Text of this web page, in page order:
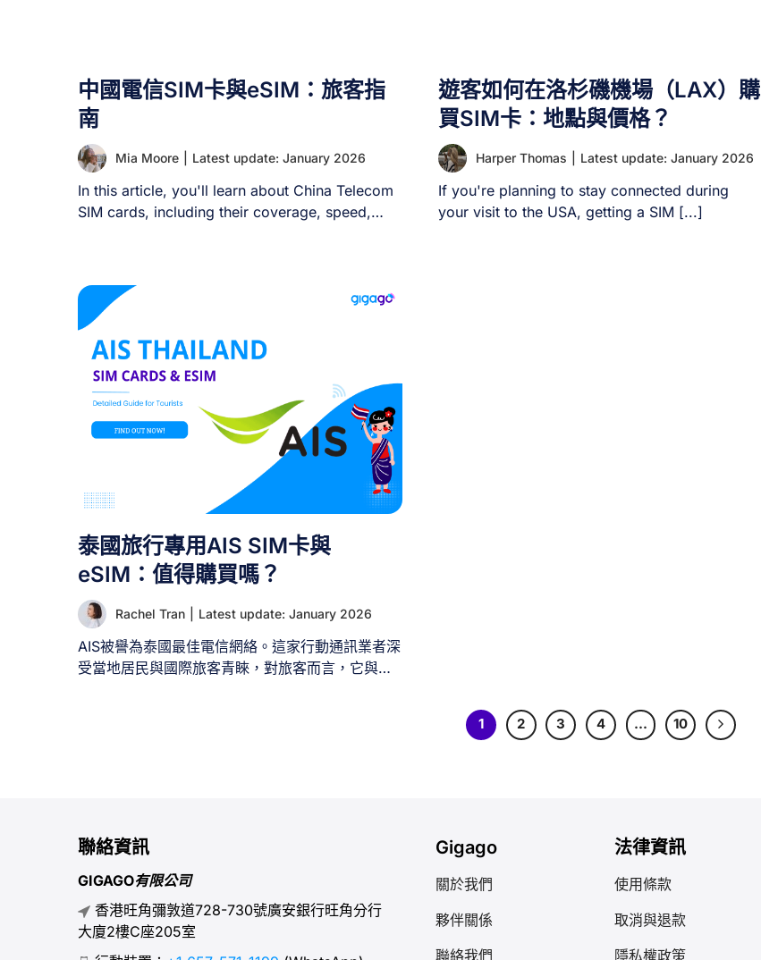
中國電信SIM卡與eSIM：旅客指
南
Mia Moore Latest update: January 2026
In this article, you'll learn about China Telecom
SIM cards, including their coverage, speed,
遊客如何在洛杉磯機場（LAX）購
買SIM卡：地點與價格？
Harper Thomas Latest update: January 2026
If you're planning to stay connected during
your visit to the USA, getting a SIM [...]
泰國旅行專用AIS SIM卡與
eSIM：值得購買嗎？
Rachel Tran Latest update: January 2026
AIS被譽為泰國最佳電信網絡。這家行動通訊業者深
受當地居民與國際旅客青睞，對旅客而言，它與另
電信網路營運商。自1991年創立以來，AIS憑藉最廣
泛的網路覆蓋、最快的行動網路速度，以及為本地
居民與旅客量身打造的多樣化方案，建立起卓越聲
譽。 AIS的核心優勢包括： II. AIS服務相較於其他
泰國行動通訊業者表現如何？ 憑藉卓越的網路覆
1 2 3 4 … 10
聯絡資訊
GIGAGO有限公司
香港旺角彌敦道728-730號廣安銀行旺角分行
大廈2樓C座205室
Gigago
關於我們
夥伴關係
聯絡我們
法律資訊
使用條款
取消與退款
隱私權政策